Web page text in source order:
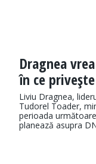
Dragnea
în ce
Liviu Dragnea,
Tudorel Toader,
perioada
planează asupra